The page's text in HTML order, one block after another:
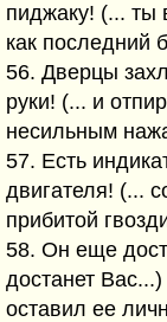
пиджаку! (... ты
как последний
56. Дверцы
руки! (... и
несильным
57. Есть
двигателя! (...
прибитой
58. Он еще
достанет
оставил ее